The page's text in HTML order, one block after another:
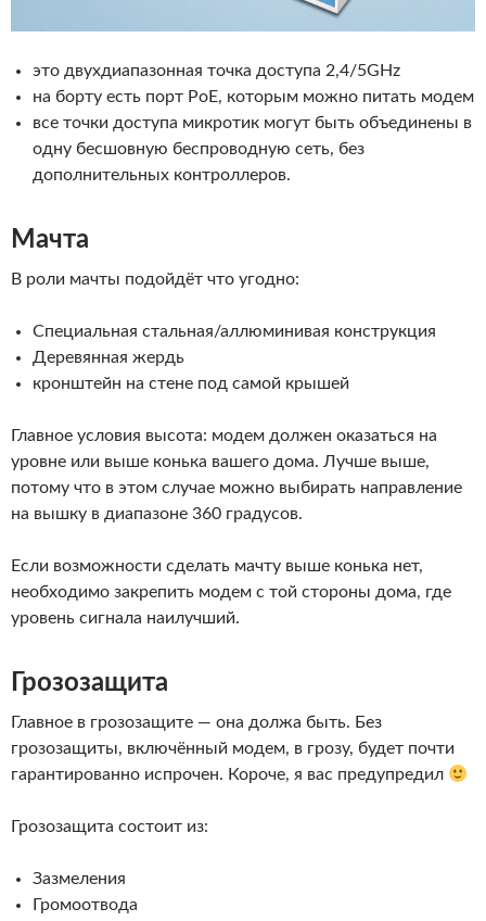
это двухдиапазонная точка доступа 2,4/5GHz
на борту есть порт PoE, которым можно питать модем
все точки доступа микротик могут быть объединены в
одну бесшовную беспроводную сеть, без
дополнительных контроллеров.
Мачта
В роли мачты подойдёт что угодно:
Специальная стальная/аллюминивая конструкция
Деревянная жердь
кронштейн на стене под самой крышей
Главное условия высота: модем должен оказаться на
уровне или выше конька вашего дома. Лучше выше,
потому что в этом случае можно выбирать направление
на вышку в диапазоне 360 градусов.
Если возможности сделать мачту выше конька нет,
необходимо закрепить модем с той стороны дома, где
уровень сигнала наилучший.
Грозозащита
Главное в грозозащите — она должа быть. Без
грозозащиты, включённый модем, в грозу, будет почти
гарантированно испрочен. Короче, я вас предупредил
Грозозащита состоит из:
Зазмеления
Громоотвода